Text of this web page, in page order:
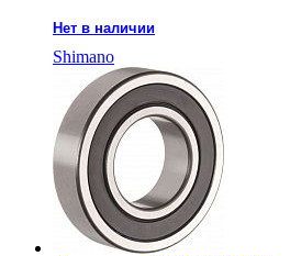
Нет в наличии
Shimano